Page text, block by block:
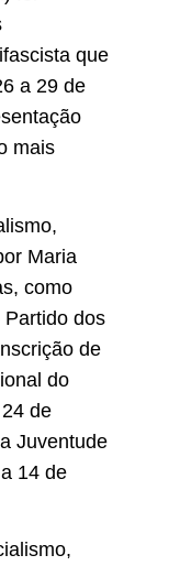
que
a 29 de
mais
Maria
como
Partido dos
de
do
de
Juventude
14 de